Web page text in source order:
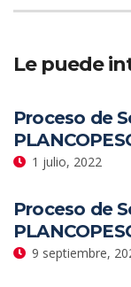
Le puede
Proceso de
1 julio, 2022
Proceso de
9 septiembre,